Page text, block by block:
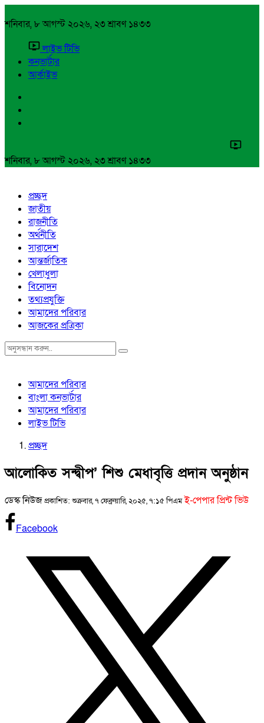
শনিবার, ৮ আগস্ট ২০২৬, ২৩ শ্রাবণ ১৪৩৩
লাইভ টিভি
কনভার্টার
আর্কাইভ
শনিবার, ৮ আগস্ট ২০২৬, ২৩ শ্রাবণ ১৪৩৩
প্রচ্ছদ
জাতীয়
রাজনীতি
অর্থনীতি
সারাদেশ
আন্তর্জাতিক
খেলাধুলা
বিনোদন
তথ্যপ্রযুক্তি
আমাদের পরিবার
আজকের প্রত্রিকা
আমাদের পরিবার
বাংলা কনভার্টার
আমাদের পরিবার
লাইভ টিভি
প্রচ্ছদ
আলোকিত সন্দ্বীপ’ শিশু মেধাবৃত্তি প্রদান অনুষ্ঠান
ডেস্ক নিউজপ্রকাশিত: শুক্রবার, ৭ ফেব্রুয়ারি, ২০২৫, ৭:১৫ পিএম ই-পেপার প্রিন্ট ভিউ
Facebook